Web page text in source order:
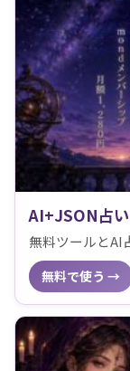
AI+JSON占
無料ツールとAI
無料で使う →